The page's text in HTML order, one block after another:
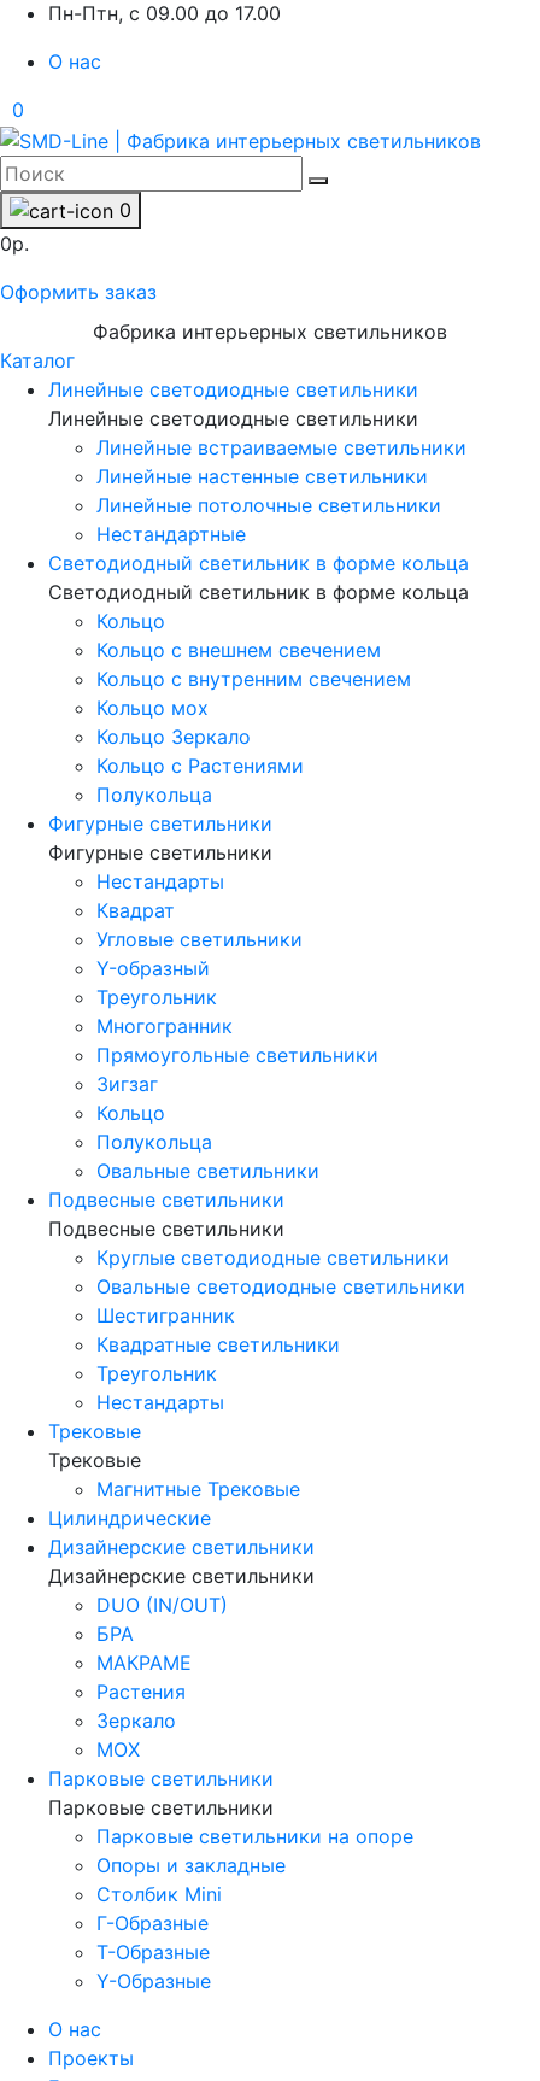
Пн-Птн, с 09.00 до 17.00
О нас
0
0
0р.
Оформить заказ
Фабрика интерьерных светильников
Каталог
Линейные светодиодные светильники
Линейные светодиодные светильники
Линейные встраиваемые светильники
Линейные настенные светильники
Линейные потолочные светильники
Нестандартные
Светодиодный светильник в форме кольца
Светодиодный светильник в форме кольца
Кольцо
Кольцо с внешнем свечением
Кольцо с внутренним свечением
Кольцо мох
Кольцо Зеркало
Кольцо с Растениями
Полукольца
Фигурные светильники
Фигурные светильники
Нестандарты
Квадрат
Угловые светильники
Y-образный
Треугольник
Многогранник
Прямоугольные светильники
Зигзаг
Кольцо
Полукольца
Овальные светильники
Подвесные светильники
Подвесные светильники
Круглые светодиодные светильники
Овальные светодиодные светильники
Шестигранник
Квадратные светильники
Треугольник
Нестандарты
Трековые
Трековые
Магнитные Трековые
Цилиндрические
Дизайнерские светильники
Дизайнерские светильники
DUO (IN/OUT)
БРА
МАКРАМЕ
Растения
Зеркало
МОХ
Парковые светильники
Парковые светильники
Парковые светильники на опоре
Опоры и закладные
Столбик Mini
Г-Образные
Т-Образные
Y-Образные
О нас
Проекты